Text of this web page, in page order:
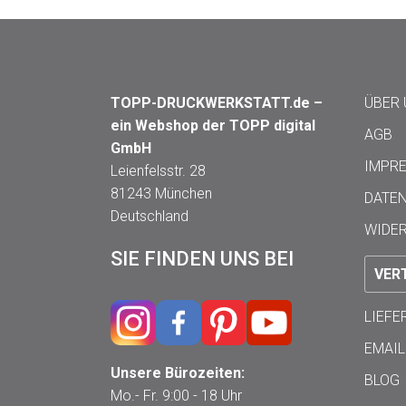
TOPP-DRUCKWERKSTATT.de –
ein Webshop der TOPP digital
GmbH
Leienfelsstr. 28
81243 München
Deutschland
SIE FINDEN UNS BEI
Unsere Bürozeiten:
Mo.- Fr. 9:00 - 18 Uhr
ÜBER
AGB
EMAIL
BLOG